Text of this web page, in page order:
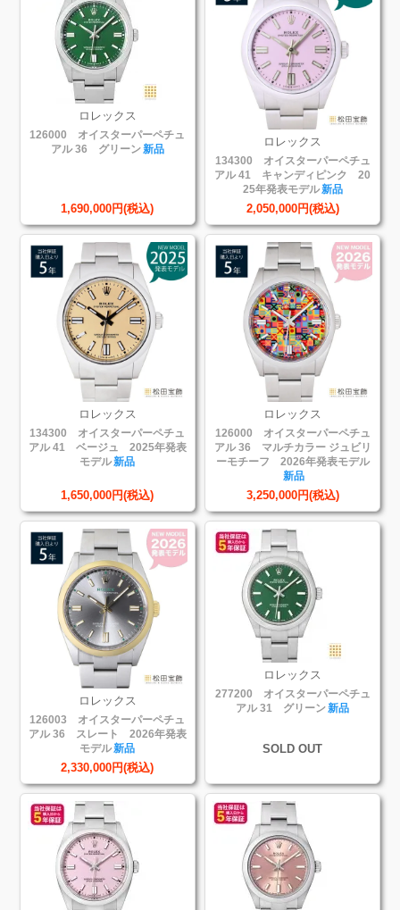
ロレックス
126000 オイスターパーペチュ
アル 36 グリーン新品
1,690,000円(税込)
ロレックス
134300 オイスターパーペチュ
アル 41 キャンディピンク 20
25年発表モデル新品
2,050,000円(税込)
ロレックス
134300 オイスターパーペチュ
アル 41 ベージュ 2025年発表
モデル新品
1,650,000円(税込)
ロレックス
126000 オイスターパーペチュ
アル 36 マルチカラー ジュビリ
ーモチーフ 2026年発表モデル
新品
3,250,000円(税込)
ロレックス
126003 オイスターパーペチュ
アル 36 スレート 2026年発表
モデル新品
2,330,000円(税込)
ロレックス
277200 オイスターパーペチュ
アル 31 グリーン新品
SOLD OUT